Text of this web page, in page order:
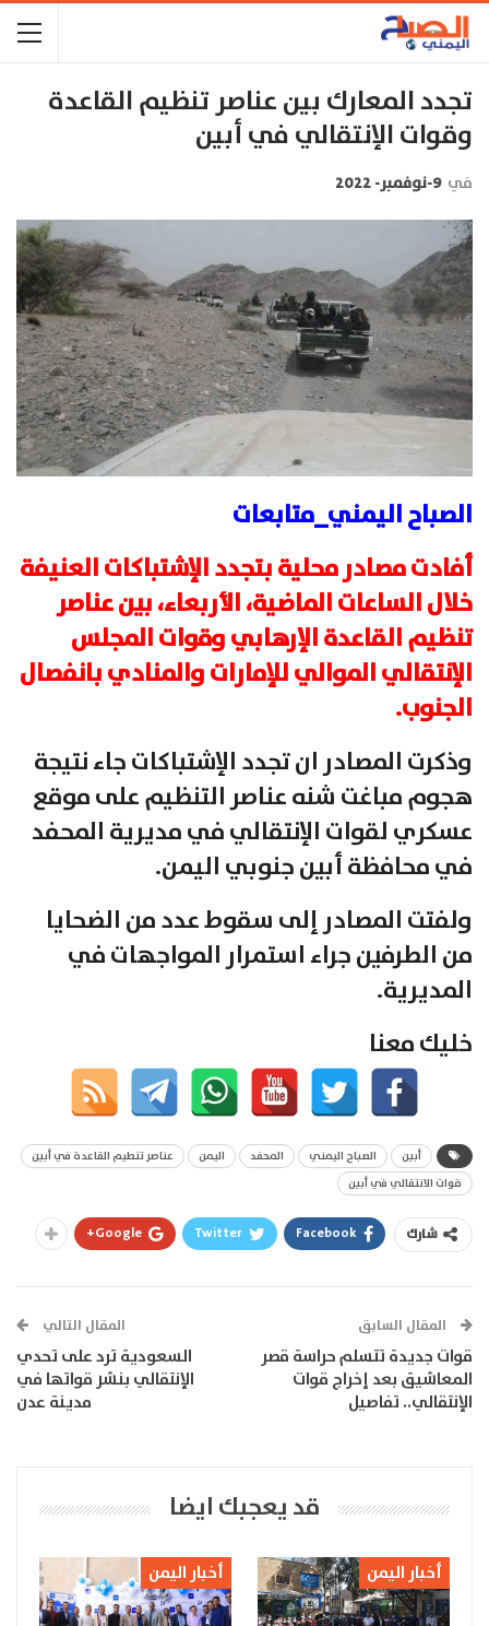
تجدد المعارك بين عناصر تنظيم القاعدة
وقوات الإنتقالي في أبين
في 9-نوفمبر- 2022
الصباح اليمني_متابعات
أفادت مصادر محلية بتجدد الإشتباكات العنيفة
خلال الساعات الماضية، الأربعاء، بين عناصر
تنظيم القاعدة الإرهابي وقوات المجلس
الإنتقالي الموالي للإمارات والمنادي بانفصال
الجنوب.
وذكرت المصادر ان تجدد الإشتباكات جاء نتيجة
هجوم مباغت شنه عناصر التنظيم على موقع
عسكري لقوات الإنتقالي في مديرية المحفد
في محافظة أبين جنوبي اليمن.
ولفتت المصادر إلى سقوط عدد من الضحايا
من الطرفين جراء استمرار المواجهات في
المديرية.
خليك معنا
أبين الصباح اليمني المحفد اليمن
عناصر تنطيم القاعدة في أبين
قوات الانتقالي في أبين
شارك Facebook
Twitter
Google+
المقال السابق
قوات جديدة تتسلم حراسة قصر
المعاشيق بعد إخراج قوات
الإنتقالي.. تفاصيل
المقال التالي
السعودية ترد على تحدي
الإنتقالي بنشر قواتها في
مدينة عدن
قد يعجبك ايضا
أخبار اليمن أخبار اليمن